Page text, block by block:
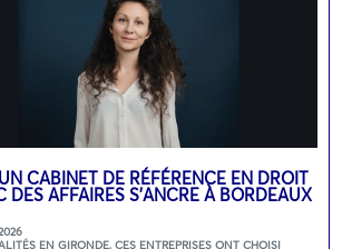
CABINET DE RÉFÉRENCE EN DROIT
DES AFFAIRES S’ANCRE À BORDEAUX
EN GIRONDE,CES ENTREPRISES ONT CHOISI